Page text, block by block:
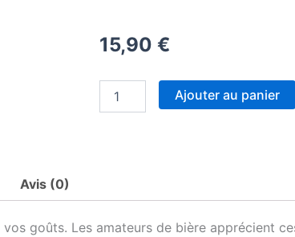
15,90 €
Ajouter au panier
Avis (0)
goûts. Les amateurs de bière apprécient